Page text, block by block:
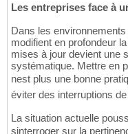
Les entreprises face à
Dans les
modifient en profondeur
mises à jour devient une
systématique. Mettre en
nest plus une bonne
éviter des interruptions
La situation actuelle
sinterroger sur la